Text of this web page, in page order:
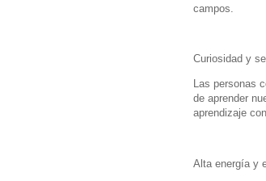
campos.
Curiosidad y
Las personas
de aprender
aprendizaje
Alta energía y